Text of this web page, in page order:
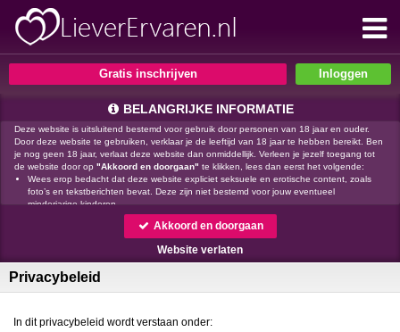
Gratis inschrijven
BELANGRIJKE INFORMATIE
Deze website is uitsluitend bestemd voor gebruik door personen van 18 jaar en ouder.
Door deze website te gebruiken, verklaar je de leeftijd van 18 jaar te hebben bereikt. Ben
je nog geen 18 jaar, verlaat deze website dan onmiddellijk. Verleen je jezelf toegang tot
de website door op "Akkoord en doorgaan" te klikken, lees dan eerst het volgende:
Wees erop bedacht dat deze website expliciet seksuele en erotische content, zoals
foto’s en tekstberichten bevat. Deze zijn niet bestemd voor jouw eventueel
minderjarige kinderen.
gebruikt functionele, analytische cookies, social media cookies en
vergelijkbare technieken, zoals Google Webmaster Tools, Google Analytics, Alexa
Certify, Yandex, Hotjar, Histats en Statcounter die automatisch gegevens kunnen
verzamelen wanneer je de website bezoekt. De gegevens verkregen uit de cookies,
teneinde het voor
Wees voorzichtig bij het praten met vreemden via deze website. Je weet immers nooit
achternaam, e-mailadres, huis- of werkadres, telefoonnummer of andere naar jou
herleidbare gegevens op deze website.
Akkoord en doorgaan
Website verlaten
Privacybeleid
In dit privacybeleid wordt verstaan onder: